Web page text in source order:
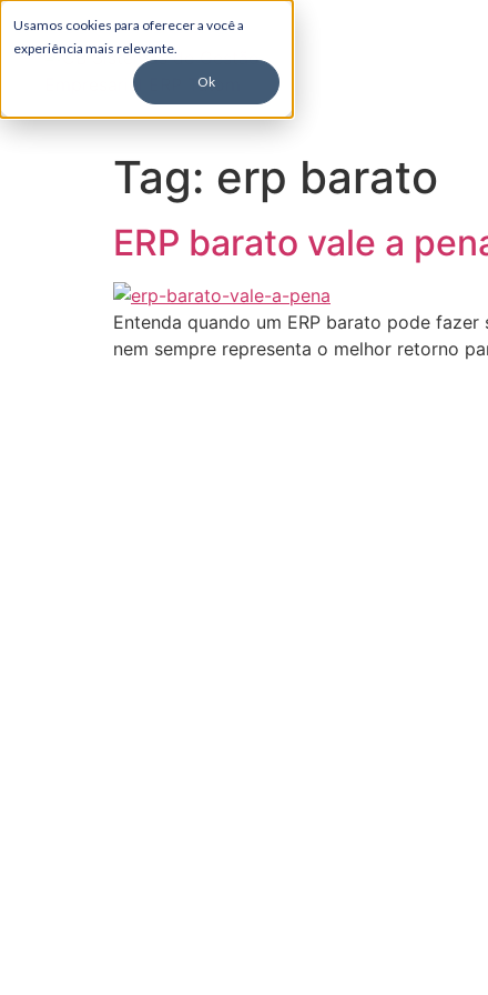
Usamos cookies para oferecer a você a
experiência mais relevante.
Ok
Tag: erp barato
ERP barato vale a
Entenda quando um ERP barato pode
nem sempre representa o melhor retorno